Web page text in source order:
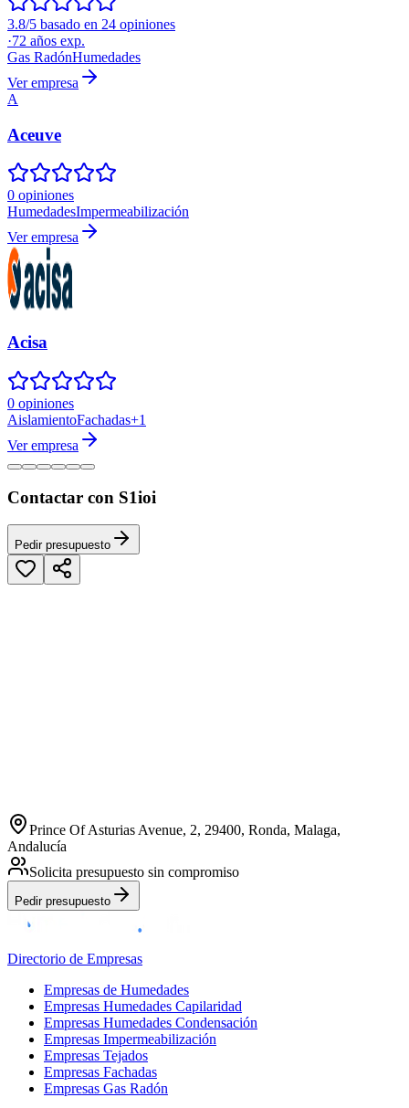
3.8/5 basado en 24 opiniones
·72 años exp.
Gas RadónHumedades
Ver empresa
A
Aceuve
0 opiniones
HumedadesImpermeabilización
Ver empresa
Acisa
0 opiniones
AislamientoFachadas+1
Ver empresa
Contactar con S1ioi
Pedir presupuesto
Prince Of Asturias Avenue, 2, 29400, Ronda, Malaga,
Andalucía
Solicita presupuesto sin compromiso
Pedir presupuesto
Directorio de Empresas
Empresas de Humedades
Empresas Humedades Capilaridad
Empresas Humedades Condensación
Empresas Impermeabilización
Empresas Tejados
Empresas Fachadas
Empresas Gas Radón